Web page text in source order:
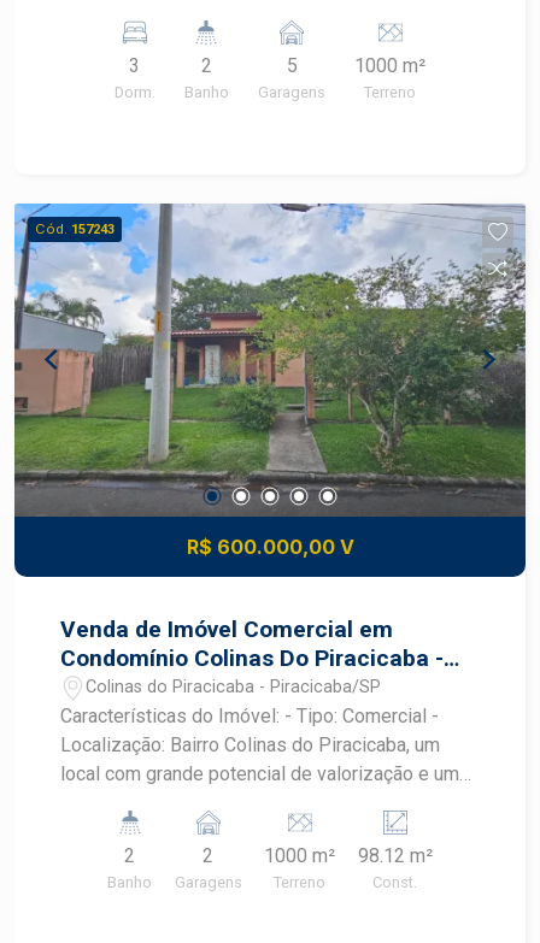
3
Dorm.
2
Banho
5
Garagens
1000 m²
Terreno
Cód. 157243
R$ 600.000,00 V
Venda de Imóvel Comercial em
Condomínio Colinas Do Piracicaba -
Piracicaba/SP
Colinas do Piracicaba - Piracicaba/SP
Características do Imóvel: - Tipo: Comercial -
Localização: Bairro Colinas do Piracicaba, um
local com grande potencial de valorização e um
de garagem, proporcionando comodidade para
você e seus clientes. - Área Construída: 98,12 m²,
oferecendo um espaço funcional e bem
2
Banho
2
Garagens
1000 m²
Terreno
98.12 m²
Const.